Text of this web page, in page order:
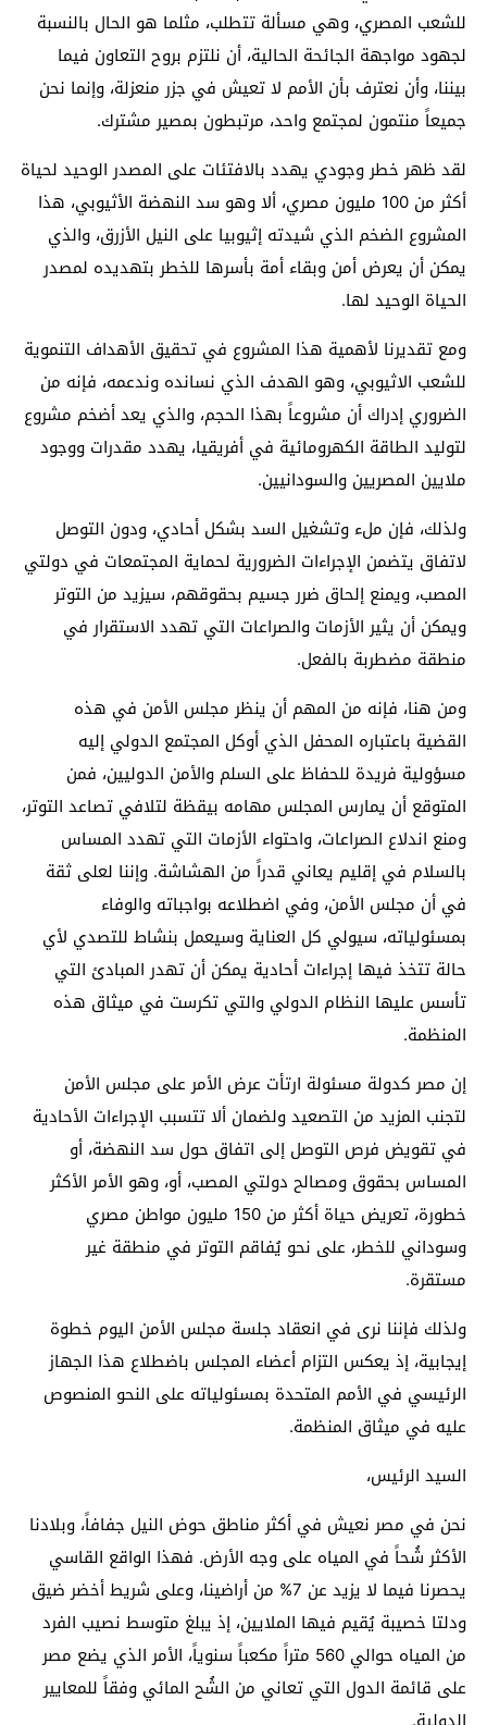
للشعب المصري، وهي مسألة تتطلب، مثلما هو الحال بالنسبة
لجهود مواجهة الجائحة الحالية، أن نلتزم بروح التعاون فيما
بيننا، وأن نعترف بأن الأمم لا تعيش في جزر منعزلة، وإنما نحن
جميعاً منتمون لمجتمع واحد، مرتبطون بمصير مشترك.
لقد ظهر خطر وجودي يهدد بالافتئات على المصدر الوحيد لحياة
أكثر من 100 مليون مصري، ألا وهو سد النهضة الأثيوبي، هذا
المشروع الضخم الذي شيدته إثيوبيا على النيل الأزرق، والذي
يمكن أن يعرض أمن وبقاء أمة بأسرها للخطر بتهديده لمصدر
الحياة الوحيد لها.
ومع تقديرنا لأهمية هذا المشروع في تحقيق الأهداف التنموية
للشعب الاثيوبي، وهو الهدف الذي نسانده وندعمه، فإنه من
الضروري إدراك أن مشروعاً بهذا الحجم، والذي يعد أضخم مشروع
لتوليد الطاقة الكهرومائية في أفريقيا، يهدد مقدرات ووجود
ملايين المصريين والسودانيين.
ولذلك، فإن ملء وتشغيل السد بشكل أحادي، ودون التوصل
لاتفاق يتضمن الإجراءات الضرورية لحماية المجتمعات في دولتي
المصب، ويمنع إلحاق ضرر جسيم بحقوقهم، سيزيد من التوتر
ويمكن أن يثير الأزمات والصراعات التي تهدد الاستقرار في
منطقة مضطربة بالفعل.
ومن هنا، فإنه من المهم أن ينظر مجلس الأمن في هذه
القضية باعتباره المحفل الذي أوكل المجتمع الدولي إليه
مسؤولية فريدة للحفاظ على السلم والأمن الدوليين، فمن
المتوقع أن يمارس المجلس مهامه بيقظة لتلافي تصاعد التوتر،
ومنع اندلاع الصراعات، واحتواء الأزمات التي تهدد المساس
بالسلام في إقليم يعاني قدراً من الهشاشة. وإننا لعلى ثقة
في أن مجلس الأمن، وفي اضطلاعه بواجباته والوفاء
بمسئولياته، سيولي كل العناية وسيعمل بنشاط للتصدي لأي
حالة تتخذ فيها إجراءات أحادية يمكن أن تهدر المبادئ التي
تأسس عليها النظام الدولي والتي تكرست في ميثاق هذه
المنظمة.
إن مصر كدولة مسئولة ارتأت عرض الأمر على مجلس الأمن
لتجنب المزيد من التصعيد ولضمان ألا تتسبب الإجراءات الأحادية
في تقويض فرص التوصل إلى اتفاق حول سد النهضة، أو
المساس بحقوق ومصالح دولتي المصب، أو، وهو الأمر الأكثر
خطورة، تعريض حياة أكثر من 150 مليون مواطن مصري
وسوداني للخطر، على نحو يُفاقم التوتر في منطقة غير
مستقرة.
ولذلك فإننا نرى في انعقاد جلسة مجلس الأمن اليوم خطوة
إيجابية، إذ يعكس التزام أعضاء المجلس باضطلاع هذا الجهاز
الرئيسي في الأمم المتحدة بمسئولياته على النحو المنصوص
عليه في ميثاق المنظمة.
السيد الرئيس،
نحن في مصر نعيش في أكثر مناطق حوض النيل جفافاً، وبلادنا
الأكثر شُحاً في المياه على وجه الأرض. فهذا الواقع القاسي
يحصرنا فيما لا يزيد عن 7% من أراضينا، وعلى شريط أخضر ضيق
ودلتا خصيبة يُقيم فيها الملايين، إذ يبلغ متوسط نصيب الفرد
من المياه حوالي 560 متراً مكعباً سنوياً، الأمر الذي يضع مصر
على قائمة الدول التي تعاني من الشُح المائي وفقاً للمعايير